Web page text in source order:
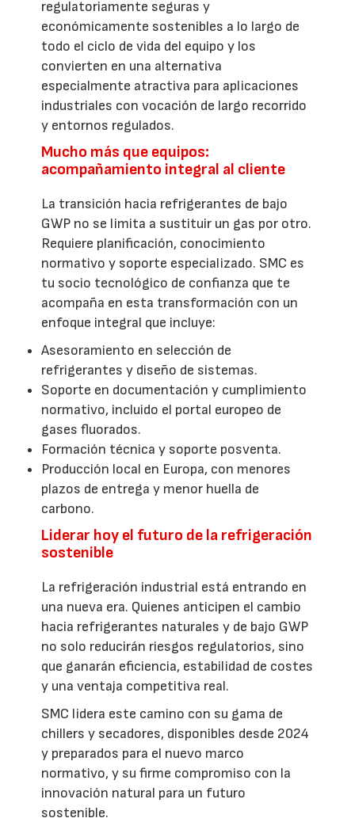
regulatoriamente seguras y
económicamente sostenibles a lo largo de
todo el ciclo de vida del equipo y los
convierten en una alternativa
especialmente atractiva para aplicaciones
industriales con vocación de largo recorrido
y entornos regulados.
Mucho más que equipos:
acompañamiento integral al cliente
La transición hacia refrigerantes de bajo
GWP no se limita a sustituir un gas por otro.
Requiere planificación, conocimiento
normativo y soporte especializado. SMC es
tu socio tecnológico de confianza que te
acompaña en esta transformación con un
enfoque integral que incluye:
Asesoramiento en selección de
refrigerantes y diseño de sistemas.
Soporte en documentación y cumplimiento
normativo, incluido el portal europeo de
gases fluorados.
Formación técnica y soporte posventa.
Producción local en Europa, con menores
plazos de entrega y menor huella de
carbono.
Liderar hoy el futuro de la refrigeración
sostenible
La refrigeración industrial está entrando en
una nueva era. Quienes anticipen el cambio
hacia refrigerantes naturales y de bajo GWP
no solo reducirán riesgos regulatorios, sino
que ganarán eficiencia, estabilidad de costes
y una ventaja competitiva real.
SMC lidera este camino con su gama de
chillers y secadores, disponibles desde 2024
y preparados para el nuevo marco
normativo, y su firme compromiso con la
innovación natural para un futuro
sostenible.